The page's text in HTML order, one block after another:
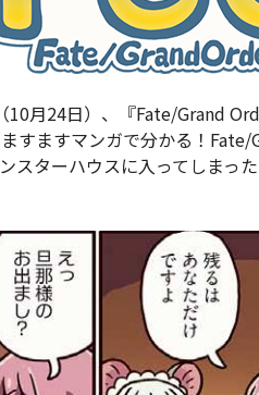
10月24日）、『Fate/Grand
すますマンガで分かる！
スターハウスに入ってしまっ